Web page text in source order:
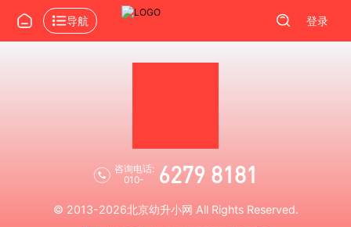
导航 登录
咨询电话:
010-
6279 8181
© 2013-2026北京幼升小网 All Rights Reserved.